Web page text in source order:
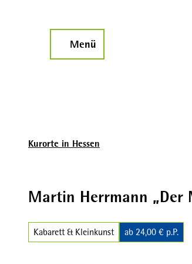
Menü
Kurorte in Hessen
Martin Herrmann „Der
Kabarett & Kleinkunst ab 24,00 € p.P.